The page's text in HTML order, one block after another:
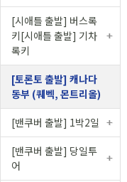
[시애틀 출발] 버스록
키[시애틀 출발] 기차
록키
[토론토 출발] 캐나다
동부 (퀘벡, 몬트리올)
[밴쿠버 출발] 1박2일
[밴쿠버 출발] 당일투
어